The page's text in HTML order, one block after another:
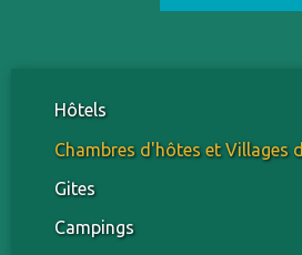
Hôtels
Chambres d'hôtes et Villages
Gites
Campings